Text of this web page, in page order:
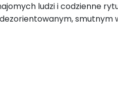
ludzi i codzienne
smutnym